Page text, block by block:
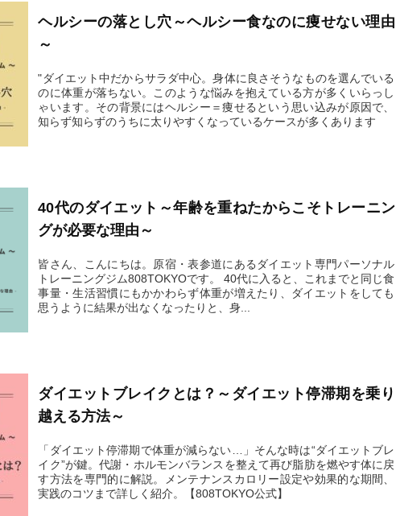
ヘルシーの落とし穴～ヘルシー食なのに痩せない理由
～
"ダイエット中だからサラダ中心。身体に良さそうなものを選んでいる
のに体重が落ちない。このような悩みを抱えている方が多くいらっし
ゃいます。その背景にはヘルシー＝痩せるという思い込みが原因で、
知らず知らずのうちに太りやすくなっているケースが多くあります
40代のダイエット～年齢を重ねたからこそトレーニン
グが必要な理由～
皆さん、こんにちは。原宿・表参道にあるダイエット専門パーソナル
トレーニングジム808TOKYOです。 40代に入ると、これまでと同じ食
事量・生活習慣にもかかわらず体重が増えたり、ダイエットをしても
思うように結果が出なくなったりと、身...
ダイエットブレイクとは？～ダイエット停滞期を乗り
越える方法～
「ダイエット停滞期で体重が減らない…」そんな時は“ダイエットブレ
イク”が鍵。代謝・ホルモンバランスを整えて再び脂肪を燃やす体に戻
す方法を専門的に解説。メンテナンスカロリー設定や効果的な期間、
実践のコツまで詳しく紹介。【808TOKYO公式】